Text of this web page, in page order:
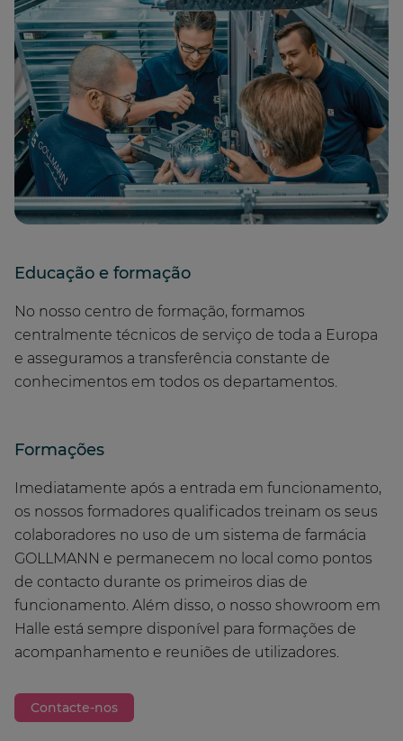
Educação e formação
No nosso centro de formação, formamos
centralmente técnicos de serviço de toda a Europa
e asseguramos a transferência constante de
conhecimentos em todos os departamentos.
Formações
Imediatamente após a entrada em funcionamento,
os nossos formadores qualificados treinam os seus
colaboradores no uso de um sistema de farmácia
GOLLMANN e permanecem no local como pontos
de contacto durante os primeiros dias de
funcionamento. Além disso, o nosso showroom em
Halle está sempre disponível para formações de
acompanhamento e reuniões de utilizadores.
Contacte-nos